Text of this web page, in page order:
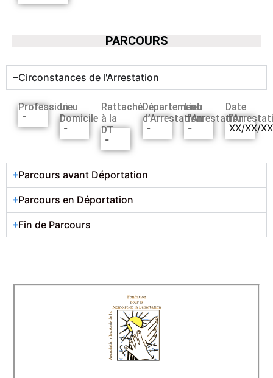
PARCOURS
Circonstances de l'Arrestation
Profession
-
Lieu
Domicile
-
Rattaché
à la
DT
-
Département
d’Arrestation
-
Lieu
d’Arrestation
-
Date
XX/XX/
Parcours avant Déportation
Parcours en Déportation
Fin de Parcours